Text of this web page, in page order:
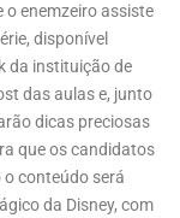
enemzeiro assiste
disponível
da instituição de
das aulas e, junto
dicas preciosas
que os candidatos
conteúdo será
da Disney, com